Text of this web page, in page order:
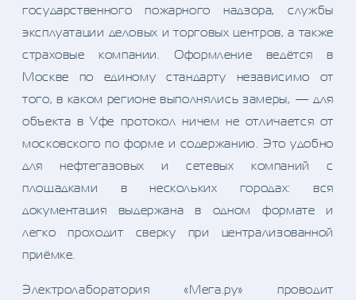
государственного пожарного надзора, службы
эксплуатации деловых и торговых центров, а также
страховые компании. Оформление ведётся в
Москве по единому стандарту независимо от
того, в каком регионе выполнялись замеры, — для
объекта в Уфе протокол ничем не отличается от
московского по форме и содержанию. Это удобно
для нефтегазовых и сетевых компаний с
площадками в нескольких городах: вся
документация выдержана в одном формате и
легко проходит сверку при централизованной
приёмке.
Электролаборатория «Мега.ру» проводит